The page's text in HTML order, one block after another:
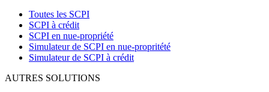
Toutes les SCPI
SCPI à crédit
SCPI en nue-propriété
Simulateur de SCPI en nue-propritété
Simulateur de SCPI à crédit
AUTRES SOLUTIONS